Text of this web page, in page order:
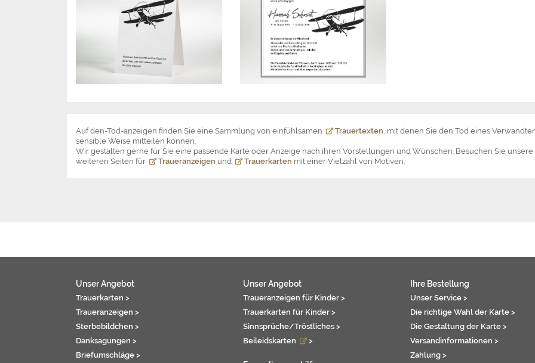
Auf den-Tod-anzeigen finden Sie eine Sammlung von einfühlsamen Trauertexten, mit denen Sie den Tod eines
sensible Weise mitteilen können.
Wir gestalten gerne für Sie eine passende Karte oder Anzeige nach ihren Vorstellungen und Wünschen. Besuchen Sie unsere
weiteren Seiten für
Traueranzeigen und Trauerkarten mit einer Vielzahl von Motiven.
Unser Angebot
Trauerkarten >
Traueranzeigen >
Sterbebildchen >
Danksagungen >
Briefumschläge >
Unser Angebot
Traueranzeigen für Kinder >
Trauerkarten für Kinder >
Sinnsprüche/Tröstliches >
Beileidskarten
>
Ihre Bestellung
Unser Service >
Die richtige Wahl der Karte >
Die Gestaltung der Karte >
Versandinformationen >
Zahlung >